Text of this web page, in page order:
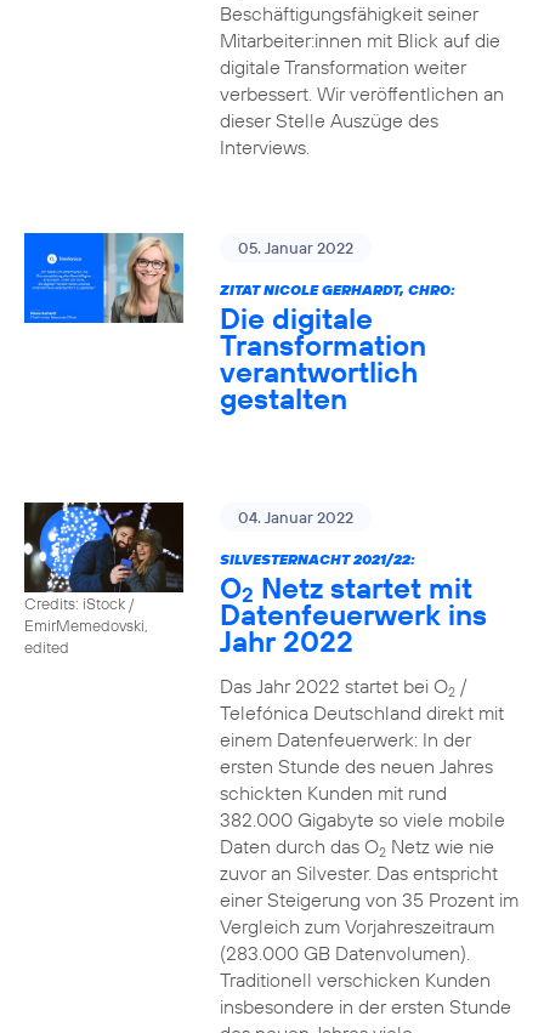
Beschäftigungsfähigkeit seiner
Mitarbeiter:innen mit Blick auf die
digitale Transformation weiter
verbessert. Wir veröffentlichen an
dieser Stelle Auszüge des
Interviews.
05. Januar 2022
ZITAT NICOLE GERHARDT, CHRO:
Die digitale
Transformation
verantwortlich
gestalten
Credits: iStock /
EmirMemedovski,
edited
04. Januar 2022
SILVESTERNACHT 2021/22:
O2 Netz startet mit
Datenfeuerwerk ins
Jahr 2022
Das Jahr 2022 startet bei O2/
Telefónica Deutschland direkt mit
einem Datenfeuerwerk: In der
ersten Stunde des neuen Jahres
schickten Kunden mit rund
382.000 Gigabyte so viele mobile
Daten durch das O2Netz wie nie
zuvor an Silvester. Das entspricht
einer Steigerung von 35 Prozent im
Vergleich zum Vorjahreszeitraum
(283.000 GB Datenvolumen).
Traditionell verschicken Kunden
insbesondere in der ersten Stunde